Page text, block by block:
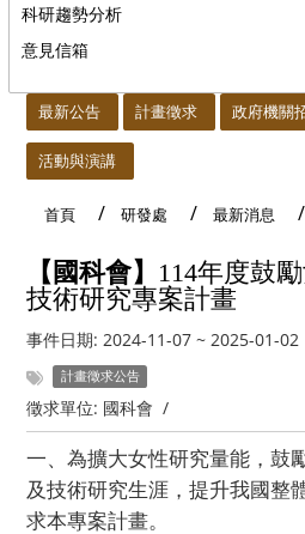
科研趨勢分析
意見信箱
最新公告 計畫徵求 政府機關
活動與演講
首頁 研發處 最新消息
【國科會】 114年度鼓
技術研究專案計畫
事件日期: 2024-11-07 ~ 2025-01-02
計畫徵求公告
徵求單位: 國科會 /
一、為擴大女性研究量能，鼓
及技術研究生涯，提升我國整
求本專案計畫。